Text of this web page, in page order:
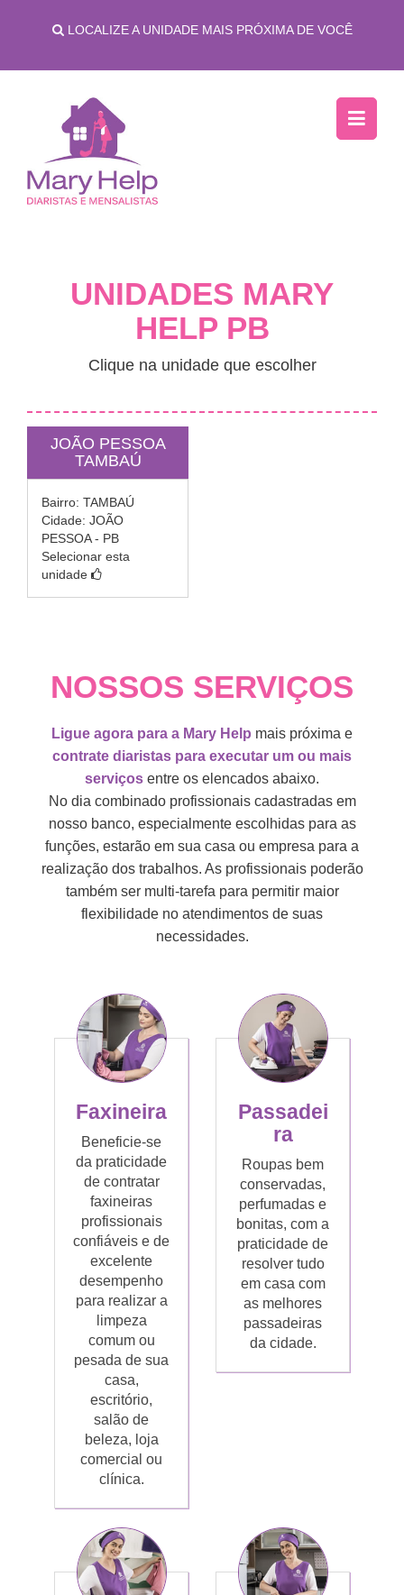
LOCALIZE A UNIDADE MAIS PRÓXIMA DE VOCÊ
UNIDADES MARY
HELP PB
Clique na unidade que escolher
JOÃO PESSOA
TAMBAÚ
Bairro: TAMBAÚ
Cidade: JOÃO
PESSOA - PB
Selecionar esta
unidade
NOSSOS SERVIÇOS
Ligue agora para a Mary Help mais próxima e
contrate diaristas para executar um ou mais
serviços entre os elencados abaixo.
No dia combinado profissionais cadastradas em
nosso banco, especialmente escolhidas para as
funções, estarão em sua casa ou empresa para a
realização dos trabalhos. As profissionais poderão
também ser multi-tarefa para permitir maior
flexibilidade no atendimentos de suas
necessidades.
Faxineira
Beneficie-se
da praticidade
de contratar
faxineiras
profissionais
confiáveis e de
excelente
desempenho
para realizar a
limpeza
comum ou
pesada de sua
casa,
escritório,
salão de
beleza, loja
comercial ou
clínica.
Passadei
ra
Roupas bem
conservadas,
perfumadas e
bonitas, com a
praticidade de
resolver tudo
em casa com
as melhores
passadeiras
da cidade.